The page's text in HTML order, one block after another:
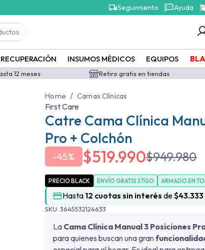
Seguimiento Ayuda
RECUPERACIÓN INSUMOS MÉDICOS EQUIPOS
12 meses Retiro gratis en tiendas
Home / Camas Clínicas
First Care
Catre Cama Clínica
Pro + Colchón
-45% $519.990$949.980
PRECIO BLACK ENVÍO GRATIS STGO ARMADO EN
Hasta 12 cuotas sin interés de$43.333
SKU:3645532124633
La Cama Clínica Manual 3 Posiciones
para quienes buscan una gran